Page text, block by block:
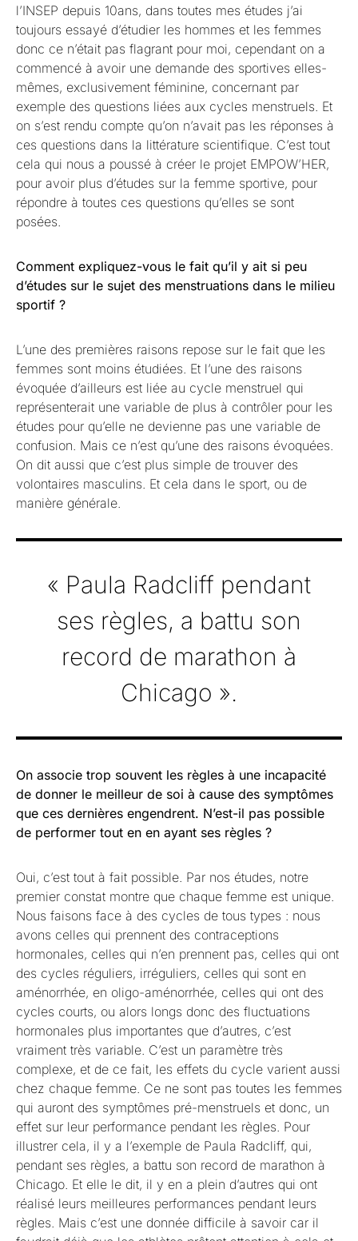
l’INSEP depuis 10ans, dans toutes mes études j’ai
toujours essayé d’étudier les hommes et les femmes
donc ce n’était pas flagrant pour moi, cependant on a
commencé à avoir une demande des sportives elles-
mêmes, exclusivement féminine, concernant par
exemple des questions liées aux cycles menstruels. Et
on s’est rendu compte qu’on n’avait pas les réponses à
ces questions dans la littérature scientifique. C’est tout
cela qui nous a poussé à créer le projet EMPOW’HER,
pour avoir plus d’études sur la femme sportive, pour
répondre à toutes ces questions qu’elles se sont
posées.
Comment expliquez-vous le fait qu’il y ait si peu
d’études sur le sujet des menstruations dans le milieu
sportif ?
L’une des premières raisons repose sur le fait que les
femmes sont moins étudiées. Et l’une des raisons
évoquée d’ailleurs est liée au cycle menstruel qui
représenterait une variable de plus à contrôler pour les
études pour qu’elle ne devienne pas une variable de
confusion. Mais ce n’est qu’une des raisons évoquées.
On dit aussi que c’est plus simple de trouver des
volontaires masculins. Et cela dans le sport, ou de
manière générale.
« Paula Radcliff pendant
ses règles, a battu son
record de marathon à
Chicago ».
On associe trop souvent les règles à une incapacité
de donner le meilleur de soi à cause des symptômes
que ces dernières engendrent. N’est-il pas possible
de performer tout en en ayant ses règles ?
Oui, c’est tout à fait possible. Par nos études, notre
premier constat montre que chaque femme est unique.
Nous faisons face à des cycles de tous types : nous
avons celles qui prennent des contraceptions
hormonales, celles qui n’en prennent pas, celles qui ont
des cycles réguliers, irréguliers, celles qui sont en
aménorrhée, en oligo-aménorrhée, celles qui ont des
cycles courts, ou alors longs donc des fluctuations
hormonales plus importantes que d’autres, c’est
vraiment très variable. C’est un paramètre très
complexe, et de ce fait, les effets du cycle varient aussi
chez chaque femme. Ce ne sont pas toutes les femmes
qui auront des symptômes pré-menstruels et donc, un
effet sur leur performance pendant les règles. Pour
illustrer cela, il y a l’exemple de Paula Radcliff, qui,
pendant ses règles, a battu son record de marathon à
Chicago. Et elle le dit, il y en a plein d’autres qui ont
réalisé leurs meilleures performances pendant leurs
règles. Mais c’est une donnée difficile à savoir car il